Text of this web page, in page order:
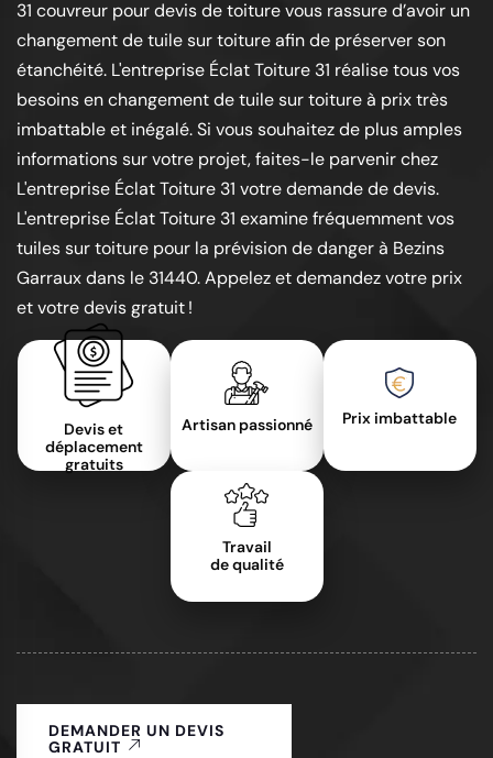
31 couvreur pour devis de toiture vous rassure d’avoir un
changement de tuile sur toiture afin de préserver son
étanchéité. L'entreprise Éclat Toiture 31 réalise tous vos
besoins en changement de tuile sur toiture à prix très
imbattable et inégalé. Si vous souhaitez de plus amples
informations sur votre projet, faites-le parvenir chez
L'entreprise Éclat Toiture 31 votre demande de devis.
L'entreprise Éclat Toiture 31 examine fréquemment vos
tuiles sur toiture pour la prévision de danger à Bezins
Garraux dans le 31440. Appelez et demandez votre prix
et votre devis gratuit !
Devis et
déplacement
gratuits
Artisan passionné Prix imbattable
Travail
de qualité
DEMANDER UN DEVIS
GRATUIT